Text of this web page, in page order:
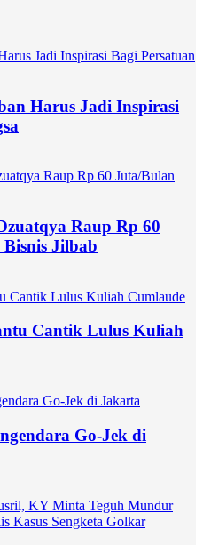
Harus Jadi Inspirasi
Raup Rp 60
Jilbab
Cantik Lulus Kuliah
Go-Jek di